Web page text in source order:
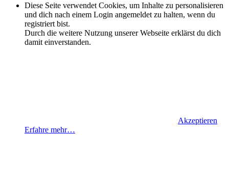
Diese Seite verwendet Cookies, um Inhalte zu personalisieren
und dich nach einem Login angemeldet zu halten, wenn du
registriert bist.
Durch die weitere Nutzung unserer Webseite erklärst du dich
damit einverstanden.
Akzeptieren
Erfahre mehr…